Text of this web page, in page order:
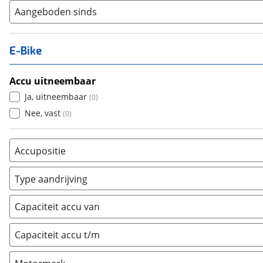
Aangeboden sinds
E-Bike
Accu uitneembaar
Ja, uitneembaar (0)
Nee, vast (0)
Accupositie
Bagagedrager (0)
Frame (0 )
Vloer (0
Achterbank (0)
Kofferbak (0)
Overig (0)
Type aandrijving
Achterwiel (0)
Trapas
Voorwiel
Capaciteit accu van
Capaciteit accu t/m